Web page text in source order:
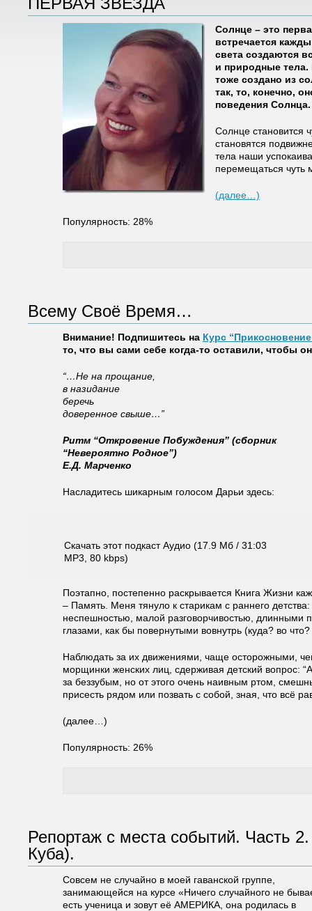
Солнце – это
встречается
света создаются
и природные тела.
тоже создано из
так, то, конечно,
поведения Солнца.
Солнце становится
становятся
тела наши
перемещаться чуть
(далее…)
Популярность: 28%
Всему Своё Время…
Внимание! Подпишитесь на Курс
то, что вы сами себе когда-то оставили, чтобы
“…Не на прощание,
в назидание
беречь
доверенное свыше…”
Ритм “Откровение Побуждения” (сборник
“Невероятно Родное”)
Е.Д. Марченко
Насладитесь шикарным голосом Дарьи здесь:
Скачать этот подкаст Аудио (17.9 Мб / 31:03
MP3, 80 kbps)
Поэтапно, постепенно раскрывается Книга Жизни
– Память. Меня тянуло к старикам с раннего
неспешностью, малой разговорчивостью, длинными
глазами, как бы повернутыми вовнутрь (куда? во
Наблюдать за их движениями, чаще осторожными,
морщинки женских лиц, сдерживая детский вопрос:
за беззубым, но от этого очень наивным ртом,
присесть рядом или позвать с собой, зная, что всё
(далее…)
Популярность: 26%
Репортаж с места событий. Часть
Куба).
Совсем не случайно в моей гаванской группе,
занимающейся на курсе «Ничего случайного не
есть ученица и зовут её АМЕРИКА, она родилась в